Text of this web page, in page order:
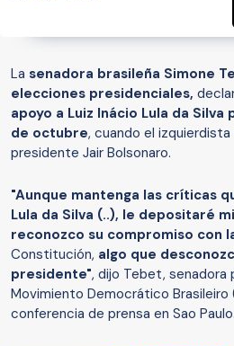
La senadora brasileña Simone
elecciones presidenciales,
apoyo a Luiz Inácio Lula da
de octubre, cuando el
presidente Jair Bolsonaro.
"Aunque mantenga las críticas
Lula da Silva (..), le depositaré
reconozco su compromiso con
Constitución, algo que
presidente", dijo Tebet,
Movimiento Democrático Brasileiro
conferencia de prensa en Sao Paulo.